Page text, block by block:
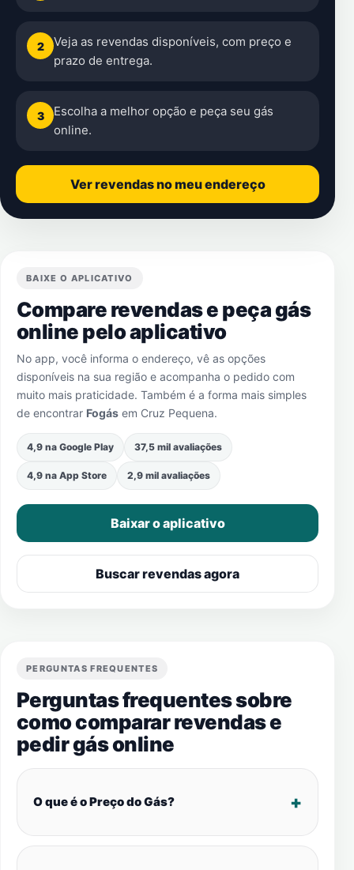
2
Veja as revendas disponíveis, com preço e
prazo de entrega.
3
Escolha a melhor opção e peça seu gás
online.
Ver revendas no meu endereço
BAIXE O APLICATIVO
Compare revendas e peça gás
online pelo aplicativo
No app, você informa o endereço, vê as opções
disponíveis na sua região e acompanha o pedido com
muito mais praticidade. Também é a forma mais simples
de encontrar Fogás em Cruz Pequena.
4,9 na Google Play 37,5 mil avaliações
4,9 na App Store 2,9 mil avaliações
Baixar o aplicativo
Buscar revendas agora
PERGUNTAS FREQUENTES
Perguntas frequentes sobre
como comparar revendas e
pedir gás online
O que é o Preço do Gás?